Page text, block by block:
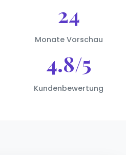
24
Monate Vorschau
4.8/5
Kundenbewertung